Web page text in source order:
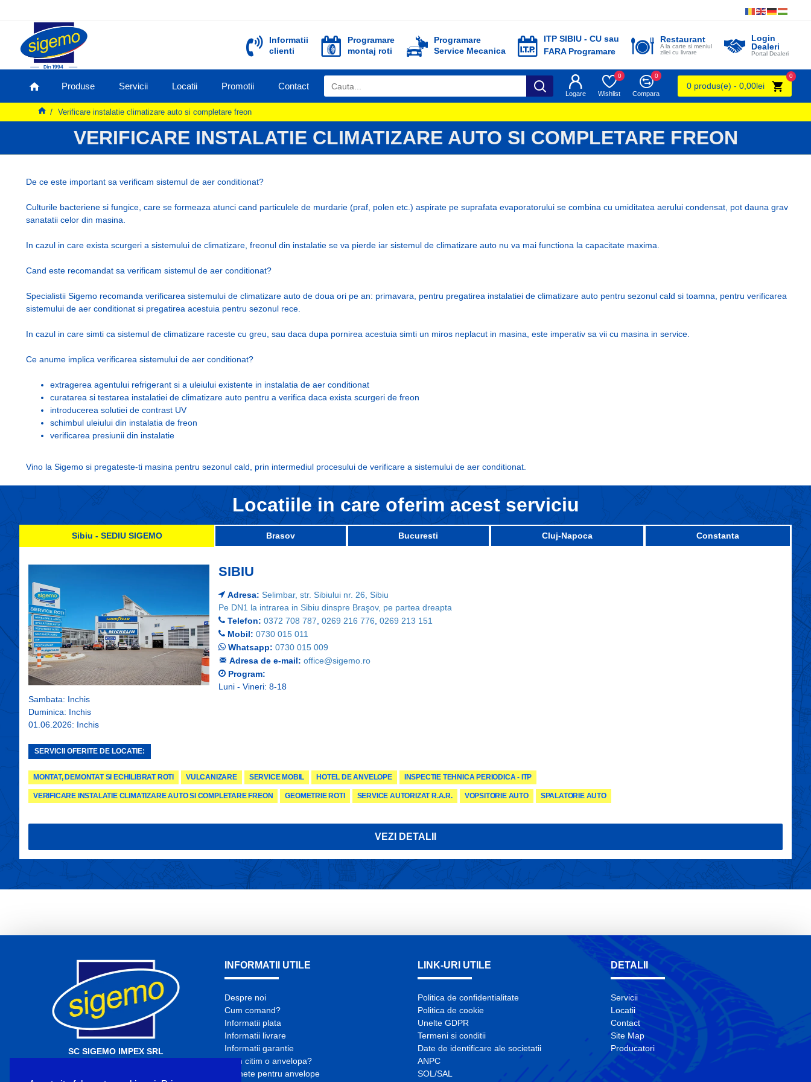
Informatii
clienti
Programare
montaj roti
Programare
Service Mecanica
ITP SIBIU - CU sau
FARA Programare
Restaurant
A la carte si meniul
zilei cu livrare
Login
Dealeri
Portal Dealeri
Produse Servicii Locatii Promotii Contact
Logare Wishlist
0
Compara
0
0 produs(e) - 0,00lei
0
Verificare instalatie climatizare auto si completare freon
VERIFICARE INSTALATIE CLIMATIZARE AUTO SI COMPLETARE FREON
De ce este important sa verificam sistemul de aer conditionat?
Culturile bacteriene si fungice, care se formeaza atunci cand particulele de murdarie (praf, polen etc.) aspirate pe suprafata evaporatorului se combina cu umiditatea aerului condensat, pot dauna grav
sanatatii celor din masina.
In cazul in care exista scurgeri a sistemului de climatizare, freonul din instalatie se va pierde iar sistemul de climatizare auto nu va mai functiona la capacitate maxima.
Cand este recomandat sa verificam sistemul de aer conditionat?
Specialistii Sigemo recomanda verificarea sistemului de climatizare auto de doua ori pe an: primavara, pentru pregatirea instalatiei de climatizare auto pentru sezonul cald si toamna, pentru verificarea
sistemului de aer conditionat si pregatirea acestuia pentru sezonul rece.
In cazul in care simti ca sistemul de climatizare raceste cu greu, sau daca dupa pornirea acestuia simti un miros neplacut in masina, este imperativ sa vii cu masina in service.
Ce anume implica verificarea sistemului de aer conditionat?
extragerea agentului refrigerant si a uleiului existente in instalatia de aer conditionat
curatarea si testarea instalatiei de climatizare auto pentru a verifica daca exista scurgeri de freon
introducerea solutiei de contrast UV
schimbul uleiului din instalatia de freon
verificarea presiunii din instalatie
Vino la Sigemo si pregateste-ti masina pentru sezonul cald, prin intermediul procesului de verificare a sistemului de aer conditionat.
Locatiile in care oferim acest serviciu
Sibiu - SEDIU SIGEMO Brasov Bucuresti Cluj-Napoca Constanta
SIBIU
Adresa: Selimbar, str. Sibiului nr. 26, Sibiu
Pe DN1 la intrarea in Sibiu dinspre Braşov, pe partea dreapta
Telefon: 0372 708 787 0269 216 776 0269 213 151
Mobil: 0730 015 011
Whatsapp: 0730 015 009
Adresa de e-mail: office@sigemo.ro
Program:
Luni - Vineri: 8-18
Sambata: Inchis
Duminica: Inchis
01.06.2026: Inchis
SERVICII OFERITE DE LOCATIE:
MONTAT, DEMONTAT SI ECHILIBRAT ROTI VULCANIZARE SERVICE MOBIL HOTEL DE ANVELOPE INSPECTIE TEHNICA PERIODICA - ITP
VERIFICARE INSTALATIE CLIMATIZARE AUTO SI COMPLETARE FREON GEOMETRIE ROTI SERVICE AUTORIZAT R.A.R. VOPSITORIE AUTO SPALATORIE AUTO
VEZI DETALII
SC SIGEMO IMPEX SRL
INFORMATII UTILE
Despre noi
Cum comand?
Informatii plata
Informatii livrare
Informatii garantie
Cum citim o anvelopa?
Etichete pentru anvelope
LINK-URI UTILE
Politica de confidentialitate
Politica de cookie
Unelte GDPR
Termeni si conditii
Date de identificare ale societatii
ANPC
SOL/SAL
DETALII
Servicii
Locatii
Contact
Site Map
Producatori